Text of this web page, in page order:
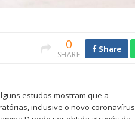
0
SHARE
Share
estudos mostram que a
inclusive o novo coronavírus